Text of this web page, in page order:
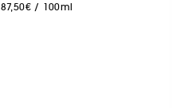
87,50€ / 100ml